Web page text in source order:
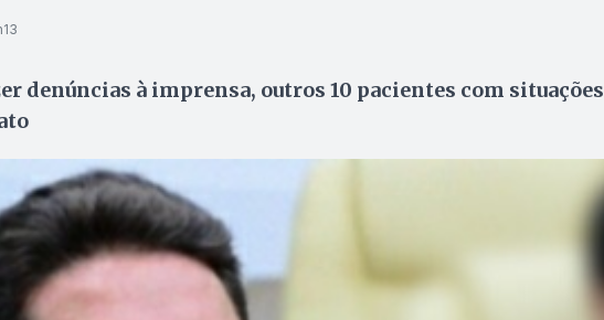
denúncias à imprensa, outros 10 pacientes com situações